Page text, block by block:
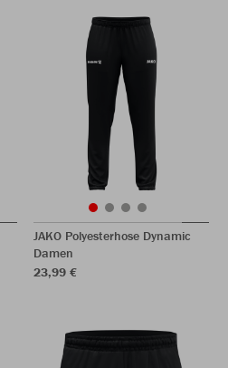
JAKO Polyesterhose Dynamic
Damen
23,99 €